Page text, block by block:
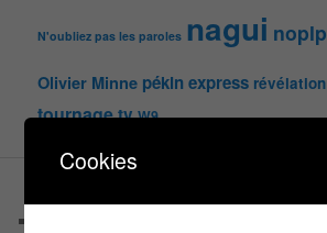
N'oubliez pas les paroles nagui noplp
Olivier Minne pékin express révélation
tournagetv W9
Cookies